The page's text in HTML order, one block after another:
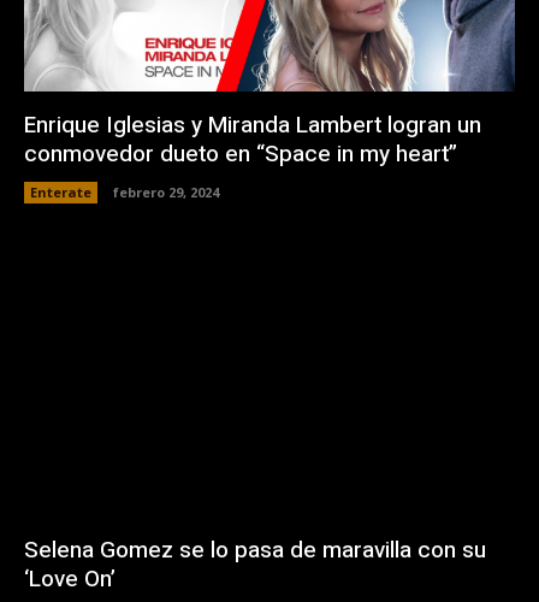
Enrique Iglesias y Miranda Lambert logran un
conmovedor dueto en “Space in my heart”
Enterate febrero 29, 2024
Selena Gomez se lo pasa de maravilla con su
‘Love On’